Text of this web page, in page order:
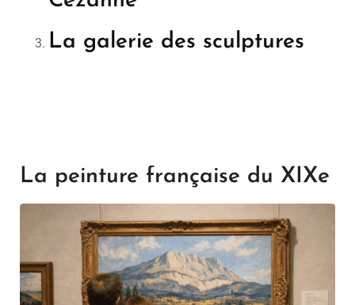
La galerie des sculptures
La peinture française du XIXe